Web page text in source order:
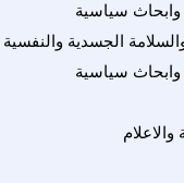
سياسية
الجسدية والنفسية
سياسية